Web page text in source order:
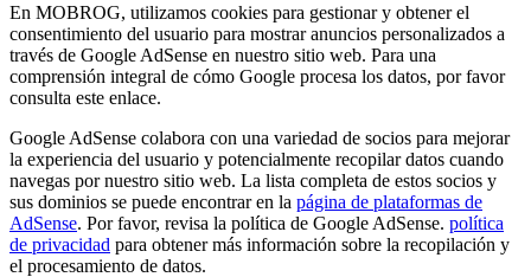
En MOBROG, utilizamos cookies para gestionar y obtener el
consentimiento del usuario para mostrar anuncios personalizados a
través de Google AdSense en nuestro sitio web. Para una
comprensión integral de cómo Google procesa los datos, por favor
consulta este enlace.
Google AdSense colabora con una variedad de socios para mejorar
la experiencia del usuario y potencialmente recopilar datos cuando
navegas por nuestro sitio web. La lista completa de estos socios y
sus dominios se puede encontrar en la página de plataformas de
AdSense. Por favor, revisa la política de Google AdSense. política
de privacidad para obtener más información sobre la recopilación y
el procesamiento de datos.